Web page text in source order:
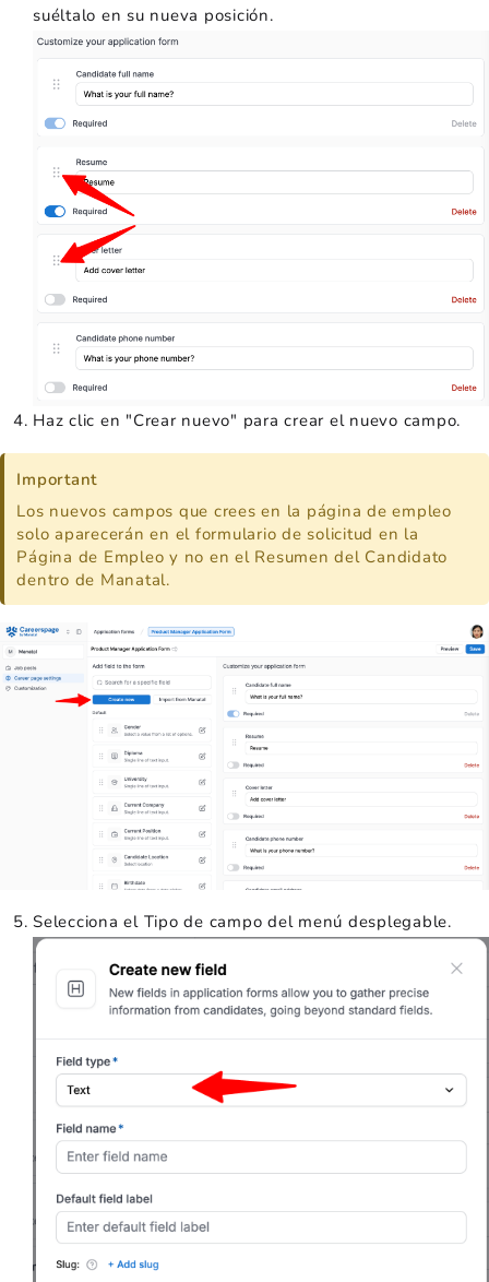
suéltalo en su nueva posición.
Haz clic en "Crear nuevo" para crear el nuevo campo.
Important
Los nuevos campos que crees en la página de empleo
solo aparecerán en el formulario de solicitud en la
Página de Empleo y no en el Resumen del Candidato
dentro de Manatal.
Selecciona el Tipo de campo del menú desplegable.